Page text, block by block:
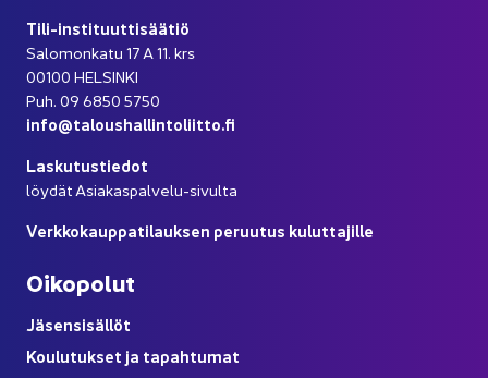
Tili-​instituuttisäätiö
Sa­lo­mon­ka­tu 17 A 11. krs
00100 HEL­SIN­KI
Puh. 09 6850 5750
info@ta­lous­hal­lin­to­liit­to.fi
Las­ku­tus­tie­dot
löy­dät Asiakaspalvelu-​sivulta
Verk­ko­kaup­pa­ti­lauk­sen pe­ruu­tus ku­lut­ta­jil­le
Oi­ko­po­lut
Jä­sen­si­säl­löt
Kou­lu­tuk­set ja ta­pah­tu­mat